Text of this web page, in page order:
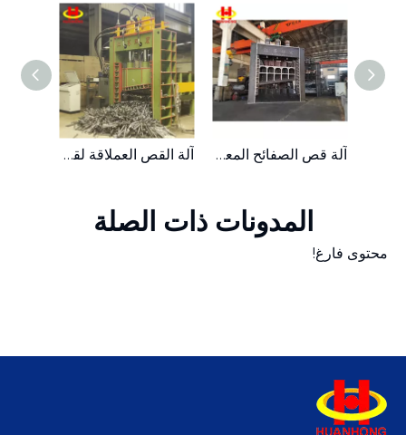
آلة القص العملاقة لقطع الأنابيب الفولاذية المعدنية الهيدروليكية 250T آلة قص الصفائح المعدنية الخردة متعددة الشفرات
المدونات ذات الصلة
محتوى فارغ!